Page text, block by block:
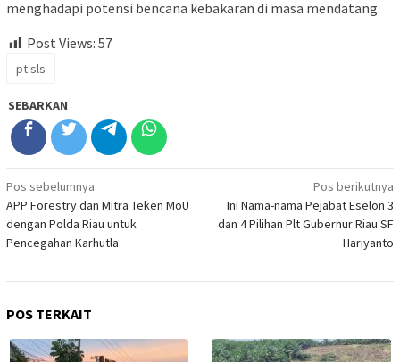
menghadapi potensi bencana kebakaran di masa mendatang.
Post Views: 57
pt sls
SEBARKAN
Navigasi
pos
Pos sebelumnya
APP Forestry dan Mitra Teken MoU
dengan Polda Riau untuk
Pencegahan Karhutla
Pos berikutnya
Ini Nama-nama Pejabat Eselon 3
dan 4 Pilihan Plt Gubernur Riau SF
Hariyanto
POS TERKAIT